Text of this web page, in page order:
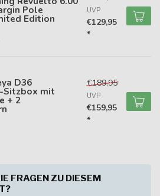
Pole
Edition
UVP
€129,95
*
D36
mit
+ 2
€189,95
UVP
€159,95
*
FRAGEN ZU DIESEM